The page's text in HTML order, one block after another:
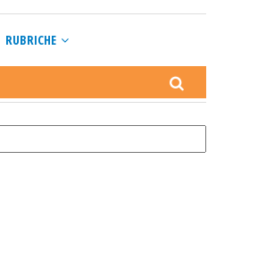
RUBRICHE